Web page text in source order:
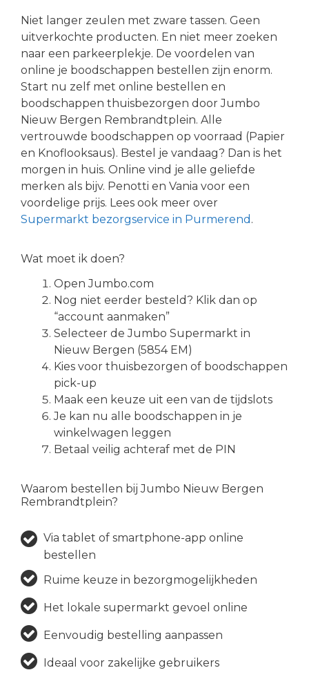
Niet langer zeulen met zware tassen. Geen
uitverkochte producten. En niet meer zoeken
naar een parkeerplekje. De voordelen van
online je boodschappen bestellen zijn enorm.
Start nu zelf met online bestellen en
boodschappen thuisbezorgen door Jumbo
Nieuw Bergen Rembrandtplein. Alle
vertrouwde boodschappen op voorraad (Papier
en Knoflooksaus). Bestel je vandaag? Dan is het
morgen in huis. Online vind je alle geliefde
merken als bijv. Penotti en Vania voor een
voordelige prijs. Lees ook meer over
Supermarkt bezorgservice in Purmerend .
Wat moet ik doen?
Open Jumbo.com
Nog niet eerder besteld? Klik dan op
“account aanmaken”
Selecteer de Jumbo Supermarkt in
Nieuw Bergen (5854 EM)
Kies voor thuisbezorgen of boodschappen
pick-up
Maak een keuze uit een van de tijdslots
Je kan nu alle boodschappen in je
winkelwagen leggen
Betaal veilig achteraf met de PIN
Waarom bestellen bij Jumbo Nieuw Bergen
Rembrandtplein?
Via tablet of smartphone-app online
bestellen
Ruime keuze in bezorgmogelijkheden
Het lokale supermarkt gevoel online
Eenvoudig bestelling aanpassen
Ideaal voor zakelijke gebruikers